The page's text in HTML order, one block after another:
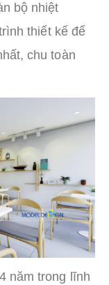
bộ nhiệt
thiết kế để
chu toàn
năm trong lĩnh